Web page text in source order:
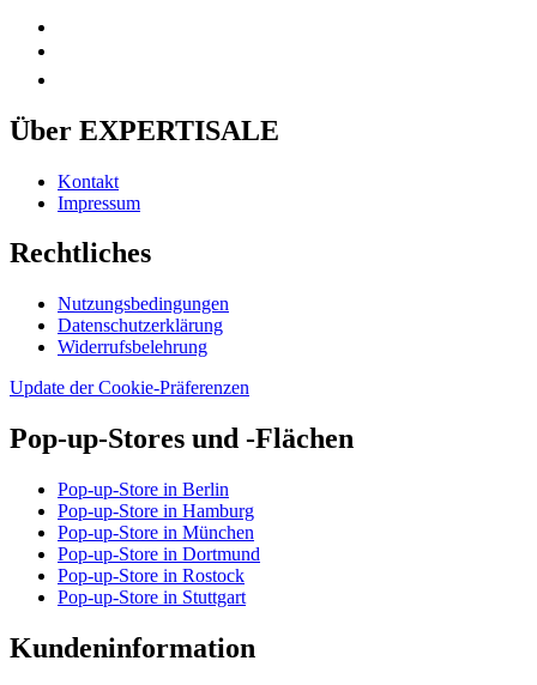
Über EXPERTISALE
Kontakt
Impressum
Rechtliches
Nutzungsbedingungen
Datenschutzerklärung
Widerrufsbelehrung
Update der Cookie-Präferenzen
Pop-up-Stores und -Flächen
Pop-up-Store in Berlin
Pop-up-Store in Hamburg
Pop-up-Store in München
Pop-up-Store in Dortmund
Pop-up-Store in Rostock
Pop-up-Store in Stuttgart
Kundeninformation